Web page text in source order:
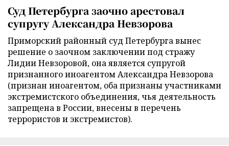
Суд Петербурга заочно арестовал
супругу Александра Невзорова
Приморский районный суд Петербурга вынес
решение о заочном заключении под стражу
Лидии Невзоровой, она является супругой
признанного иноагентом Александра Невзорова
(признан иноагентом, оба признаны участниками
экстремистского объединения, чья деятельность
запрещена в России, внесены в перечень
террористов и экстремистов).